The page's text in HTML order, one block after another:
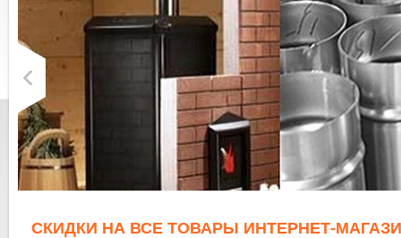
СКИДКИ НА ВСЕ ТОВАРЫ ИНТЕРНЕТ-